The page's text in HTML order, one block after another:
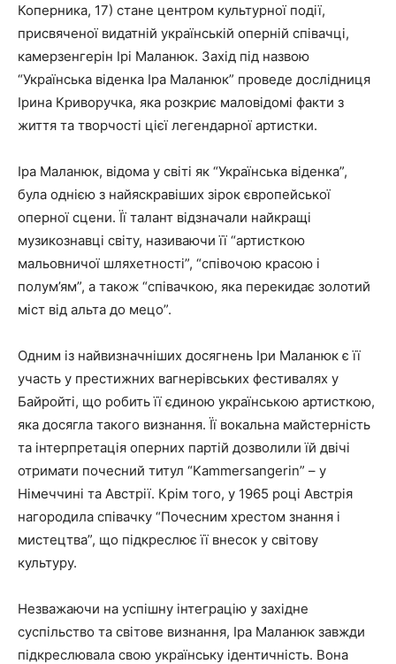
Коперника, 17) стане центром культурної події,
присвяченої видатній українській оперній співачці,
камерзенгерін Ірі Маланюк. Захід під назвою
“Українська віденка Іра Маланюк” проведе дослідниця
Ірина Криворучка, яка розкриє маловідомі факти з
життя та творчості цієї легендарної артистки.
Іра Маланюк, відома у світі як “Українська віденка”,
була однією з найяскравіших зірок європейської
оперної сцени. Її талант відзначали найкращі
музикознавці світу, називаючи її “артисткою
мальовничої шляхетності”, “співочою красою і
полум’ям”, а також “співачкою, яка перекидає золотий
міст від альта до мецо”.
Одним із найвизначніших досягнень Іри Маланюк є її
участь у престижних вагнерівських фестивалях у
Байройті, що робить її єдиною українською артисткою,
яка досягла такого визнання. Її вокальна майстерність
та інтерпретація оперних партій дозволили їй двічі
отримати почесний титул “Kammersangerin” – у
Німеччині та Австрії. Крім того, у 1965 році Австрія
нагородила співачку “Почесним хрестом знання і
мистецтва”, що підкреслює її внесок у світову
культуру.
Незважаючи на успішну інтеграцію у західне
суспільство та світове визнання, Іра Маланюк завжди
підкреслювала свою українську ідентичність. Вона